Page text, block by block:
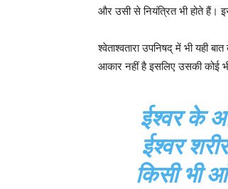
और उसी से नियंत्रित भी होते हैं।
श्वेताश्वतारा उपनिषद् में भी यही
आकार नहीं है इसलिए उसकी कोई भी
ईश्वर के
ईश्वर
किसी भी